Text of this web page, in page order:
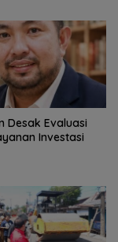
Desak Evaluasi
Investasi